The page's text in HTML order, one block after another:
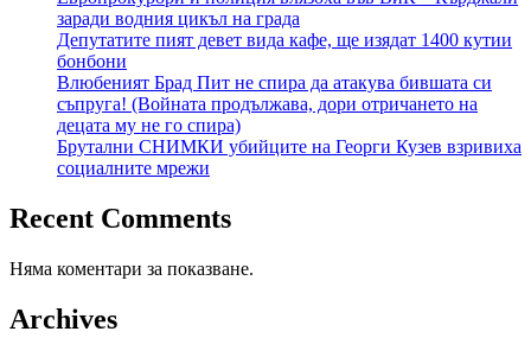
заради водния цикъл на града
Депутатите пият девет вида кафе, ще изядат 1400 кутии
бонбони
Влюбеният Брад Пит не спира да атакува бившата си
съпруга! (Войната продължава, дори отричането на
децата му не го спира)
Брутални СНИМКИ убийците на Георги Кузев взривиха
социалните мрежи
Recent Comments
Няма коментари за показване.
Archives